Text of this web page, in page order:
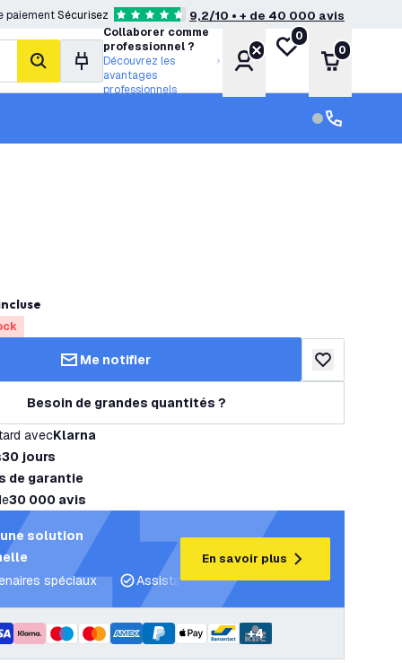
paiementSécurisez 4.6 étoiles de notation9,2/10 • + de 40 000 avis
rechercher
Collaborer comme
professionnel ?
Découvrez les
avantages
professionnels
Compte
Ma liste de
0
Panier
0
Service
Service client
Me notifier ajouter à la
Besoin de grandes quantités ?
avecKlarna
30 jours
de garantie
30 000 avis
solution
spéciaux
Assistance projet et plans d’éclairage
En savoir plus
+4